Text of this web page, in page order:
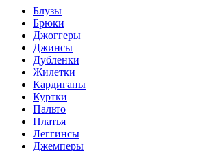
Блузы
Брюки
Джоггеры
Джинсы
Дубленки
Жилетки
Кардиганы
Куртки
Пальто
Платья
Леггинсы
Джемперы